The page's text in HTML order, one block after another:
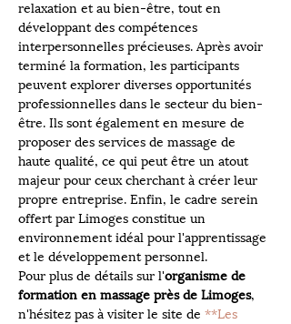
relaxation et au bien-être, tout en
développant des compétences
interpersonnelles précieuses. Après avoir
terminé la formation, les participants
peuvent explorer diverses opportunités
professionnelles dans le secteur du bien-
être. Ils sont également en mesure de
proposer des services de massage de
haute qualité, ce qui peut être un atout
majeur pour ceux cherchant à créer leur
propre entreprise. Enfin, le cadre serein
offert par Limoges constitue un
environnement idéal pour l'apprentissage
et le développement personnel.
Pour plus de détails sur l'organisme de
formation en massage près de Limoges,
n'hésitez pas à visiter le site de **Les